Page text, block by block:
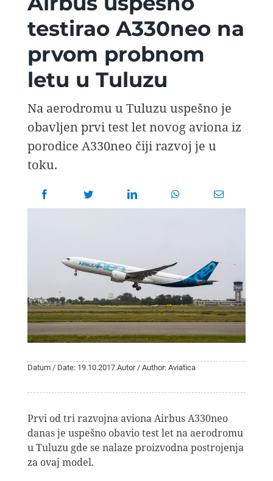
AVIOPEDIA
SPECIJAL
FOTO PRIČA
TEMA
AGENT
testirao A330neo na
prvom probnom
letu u Tuluzu
Na aerodromu u Tuluzu uspešno je
obavljen prvi test let novog aviona iz
porodice A330neo čiji razvoj je u
toku.
Datum / Date: 19.10.2017.Autor / Author: Aviatica
Prvi od tri razvojna aviona Airbus A330neo
danas je uspešno obavio test let na aerodromu
u Tuluzu gde se nalaze proizvodna postrojenja
za ovaj model.